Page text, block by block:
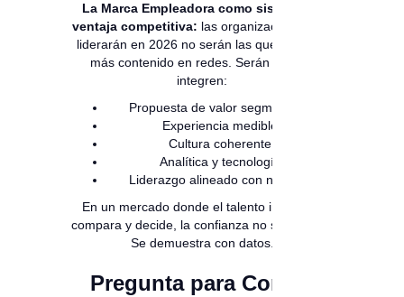
La Marca Empleadora como sistema de
ventaja competitiva: las organizaciones que
liderarán en 2026 no serán las que publican
más contenido en redes. Serán las que
integren:
Propuesta de valor segmentada
Experiencia medible
Cultura coherente
Analítica y tecnología
Liderazgo alineado con negocio
En un mercado donde el talento investiga,
compara y decide, la confianza no se declara.
Se demuestra con datos.
Pregunta para Comité